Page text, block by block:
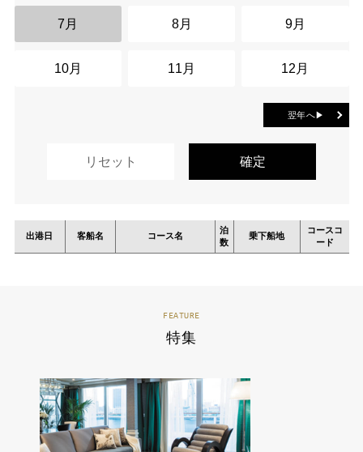
7月 8月 9月
10月 11月 12月
翌年へ▶
出港日 客船名 コース名
泊
数
乗下船地
コースコ
ード
FEATURE
特集